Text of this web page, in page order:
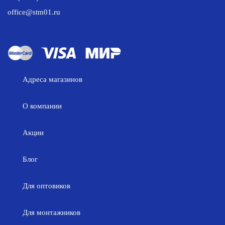
office@stm01.ru
Адреса магазинов
О компании
Акции
Блог
Для оптовиков
Для монтажников